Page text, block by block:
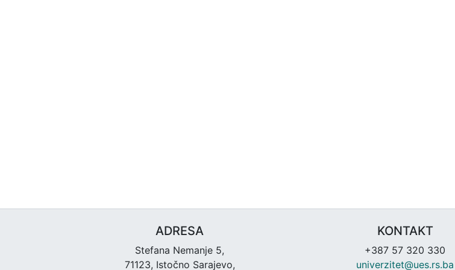
ADRESA
Stefana Nemanje 5,
71123, Istočno Sarajevo,
KONTAKT
+387 57 320 330
univerzitet@ues.rs.ba